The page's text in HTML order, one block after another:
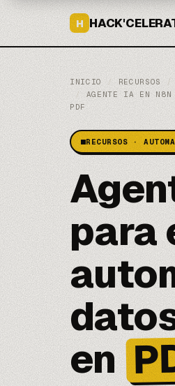
H
INICIO / RECURSOS /
/ AGENTE IA EN N8N
PDF
RECURSOS ·
para
en